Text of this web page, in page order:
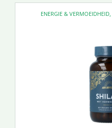
ENERGIE & VERMOEIDHEID,